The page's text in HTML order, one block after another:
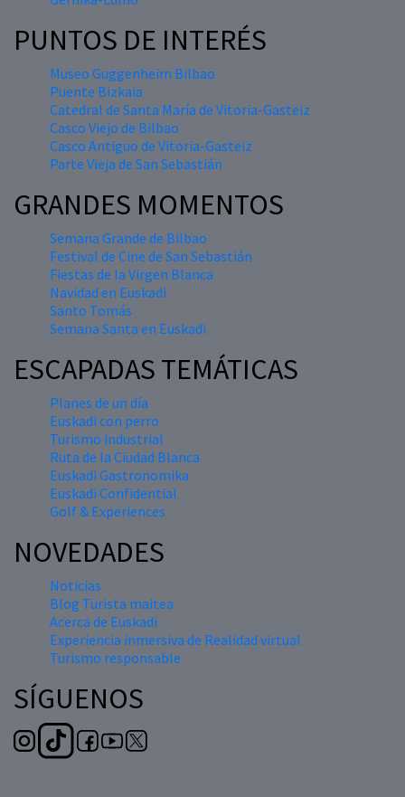
PUNTOS DE INTERÉS
Museo Guggenheim Bilbao
Puente Bizkaia
Catedral de Santa María de Vitoria-Gasteiz
Casco Viejo de Bilbao
Casco Antiguo de Vitoria-Gasteiz
Parte Vieja de San Sebastián
GRANDES MOMENTOS
Semana Grande de Bilbao
Festival de Cine de San Sebastián
Fiestas de la Virgen Blanca
Navidad en Euskadi
Santo Tomás
Semana Santa en Euskadi
ESCAPADAS TEMÁTICAS
Planes de un día
Euskadi con perro
Turismo industrial
Ruta de la Ciudad Blanca
Euskadi Gastronomika
Euskadi Confidential
Golf & Experiences
NOVEDADES
Noticias
Blog Turista maitea
Acerca de Euskadi
Experiencia inmersiva de Realidad virtual
Turismo responsable
SÍGUENOS